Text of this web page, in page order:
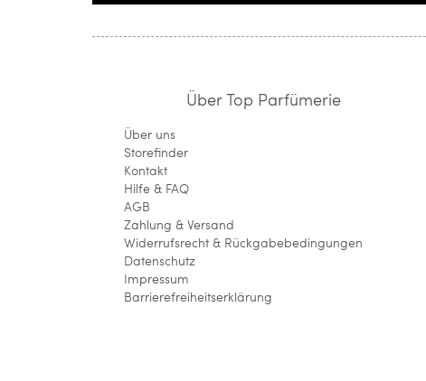
Über Top Parfümerie
Über uns
Storefinder
Kontakt
Hilfe & FAQ
AGB
Zahlung & Versand
Widerrufsrecht & Rückgabebedingungen
Datenschutz
Impressum
Barrierefreiheitserklärung